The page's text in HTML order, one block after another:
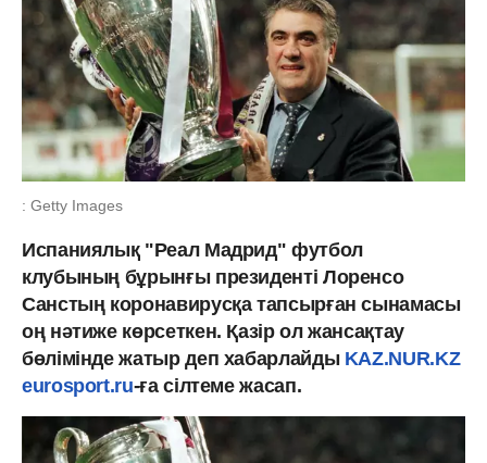
: Getty Images
Испаниялық "Реал Мадрид" футбол
клубының бұрынғы президенті Лоренсо
Санстың коронавирусқа тапсырған сынамасы
оң нәтиже көрсеткен. Қазір ол жансақтау
бөлімінде жатыр деп хабарлайды KAZ.NUR.KZ
eurosport.ru-ға сілтеме жасап.